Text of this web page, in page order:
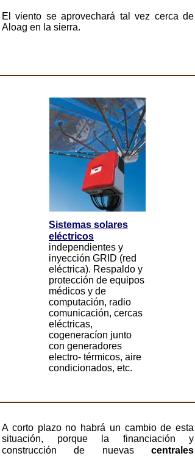
A corto plazo no habrá un cambio de esta
situación, porque la financiación y
construcción de nuevas centrales
El viento se aprovechará tal vez cerca de
Aloag en la sierra.
Sistemas solares
eléctricos
independientes y
inyección GRID (red
eléctrica). Respaldo y
protección de equipos
médicos y de
computación, radio
comunicación, cercas
eléctricas,
cogeneracíon junto
con generadores
electro- térmicos, aire
condicionados, etc.